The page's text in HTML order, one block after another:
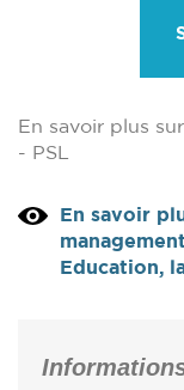
En savoir plus
- PSL
En savoir
Education,